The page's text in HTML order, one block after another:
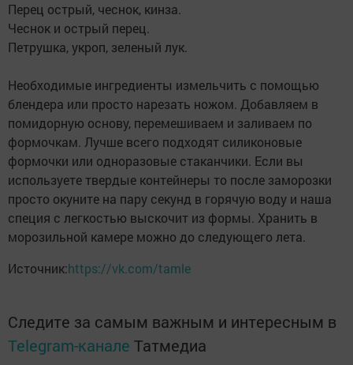
Перец острый, чеснок, кинза.
Чеснок и острый перец.
Петрушка, укроп, зеленый лук.
Необходимые ингредиенты измельчить с помощью
блендера или просто нарезать ножом. Добавляем в
помидорную основу, перемешиваем и заливаем по
формочкам. Лучше всего подходят силиконовые
формочки или одноразовые стаканчики. Если вы
используете твердые контейнеры то после заморозки
просто окуните на пару секунд в горячую воду и наша
специя с легкостью выскочит из формы. Хранить в
морозильной камере можно до следующего лета.
Источник:https://vk.com/tamle
Следите за самым важным и интересным в
Telegram-канале Татмедиа